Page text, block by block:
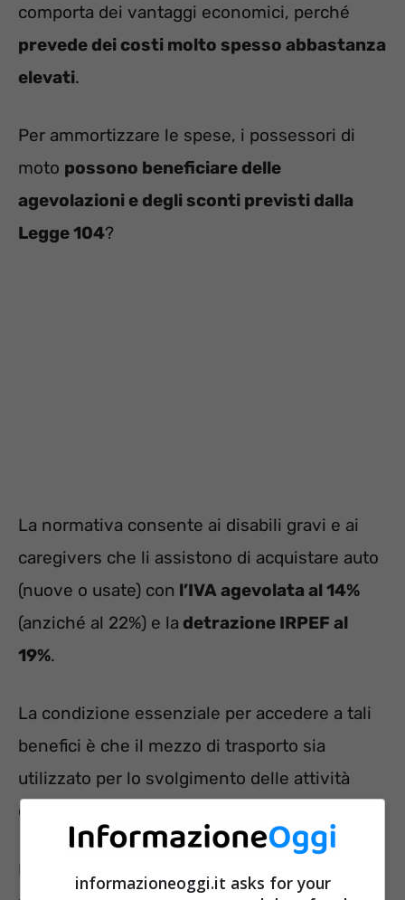
comporta dei vantaggi economici, perché
prevede dei costi molto spesso abbastanza
elevati.
Per ammortizzare le spese, i possessori di
moto possono beneficiare delle
agevolazioni e degli sconti previsti dalla
Legge 104?
La normativa consente ai disabili gravi e ai
caregivers che li assistono di acquistare auto
(nuove o usate) con l’IVA agevolata al 14%
(anziché al 22%) e la detrazione IRPEF al
19%.
La condizione essenziale per accedere a tali
benefici è che il mezzo di trasporto sia
utilizzato per lo svolgimento delle attività
quotidiane in favore del disabile.
La
informazioneoggi.it asks for your